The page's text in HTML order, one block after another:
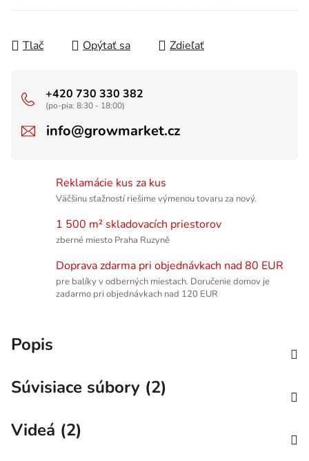
Tlač Opýtať sa Zdieľať
+420 730 330 382
(po-pia: 8:30 - 18:00)
info@growmarket.cz
Reklamácie kus za kus
Väčšinu sťažností riešime výmenou tovaru za nový.
1 500 m² skladovacích priestorov
zberné miesto Praha Ruzyně
Doprava zdarma pri objednávkach nad 80 EUR
pre balíky v odberných miestach. Doručenie domov je
zadarmo pri objednávkach nad 120 EUR
Popis
Súvisiace súbory (2)
Videá (2)